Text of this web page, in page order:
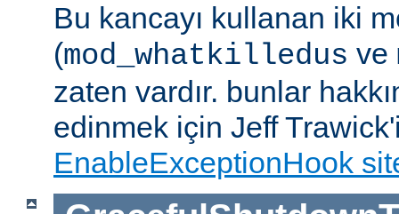
Bu kancayı kullanan iki
(mod_whatkilledus ve
zaten vardır. bunlar
edinmek için Jeff
EnableExceptionHook